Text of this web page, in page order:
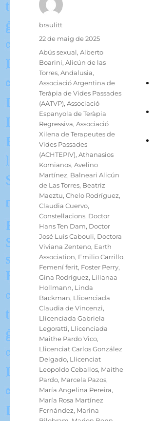
Autor
braulitt
Publicat
el
22 de maig de 2025
Categories
Abús sexual,Alberto
Boarini,Alicún de las
Torres,Andalusia,
Associació Argentina de
Teràpia de Vides Passades
(AATVP),Associació
Espanyola de Teràpia
Regressiva,Associació
Xilena de Terapeutes de
Vides Passades
(ACHTEPIV),Athanasios
Komianos,Avelino
Martínez, Balneari Alicún
de Las Torres, Beatriz
Maeztu,Chelo Rodríguez,
Claudia Cuervo,
Constel·lacions, Doctor
Hans Ten Dam, Doctor
José Luis Cabouli, Doctora
Viviana Zenteno, Earth
Association, Emilio Carrillo,
Femení ferit, Foster Perry,
Gina Rodríguez, Lilianaa
Hollmann, Linda
Backman, Llicenciada
Claudia de Vincenzi,
Llicenciada Gabriela
Legoratti, Llicenciada
Maithe Pardo Vico,
Llicenciat Carlos González
Delgado, Llicenciat
Leopoldo Ceballos, Maithe
Pardo, Marcela Pazos,
María Angelina Pereira,
María Rosa Martínez
Fernández, Marina